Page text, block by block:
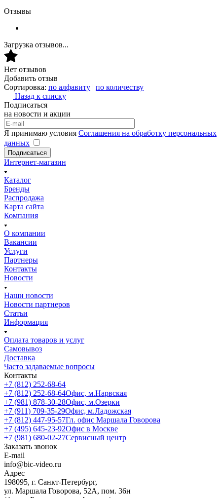
Отзывы
Загрузка отзывов...
Нет отзывов
Добавить отзыв
Сортировка: по алфавиту | по количеству
Назад к списку
Подписаться
на новости и акции
Я принимаю условия Соглашения на обработку персональных
данных
Подписаться
Интернет-магазин
Каталог
Бренды
Распродажа
Карта сайта
Компания
О компании
Вакансии
Услуги
Партнеры
Контакты
Новости
Наши новости
Новости партнеров
Статьи
Информация
Оплата товаров и услуг
Самовывоз
Доставка
Часто задаваемые вопросы
Контакты
+7 (812) 252-68-64
+7 (812) 252-68-64Офис, м.Нарвская
+7 (981) 878-30-28Офис, м.Озерки
+7 (911) 709-35-29Офис, м.Ладожская
+7 (812) 447-95-57Гл. офис Маршала Говорова
+7 (495) 645-23-92Офис в Москве
+7 (981) 680-02-27Сервисный центр
Заказать звонок
E-mail
info@bic-video.ru
Адрес
198095, г. Санкт-Петербург,
ул. Маршала Говорова, 52А, пом. 36н